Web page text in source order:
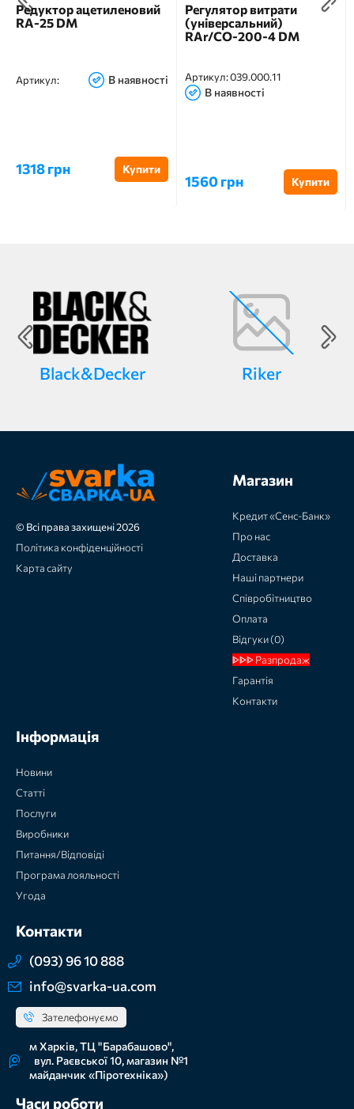
Редуктор ацетиленовий
RA-25 DM
Артикул: В наявності
1318 грн Купити
Регулятор витрати
(універсальний)
RAr/CO-200-4 DM
Артикул:039.000.11
В наявності
1560 грн Купити
Black&Decker Riker
© Всі права захищені 2026
Політика конфіденційності
Карта сайту
Магазин
Кредит «Сенс-Банк»
Про нас
Доставка
Наші партнери
Співробітництво
Оплата
Відгуки (0)
ᐈᐈᐈ Разпродаж
Гарантія
Контакти
Інформація
Новини
Статті
Послуги
Виробники
Питання/Відповіді
Програма лояльності
Угода
Контакти
(093) 96 10 888
info@svarka-ua.com
Зателефонуємо
м Харків, ТЦ "Барабашово",
вул. Раєвської 10, магазин №1
майданчик «Піротехніка»)
Часи роботи